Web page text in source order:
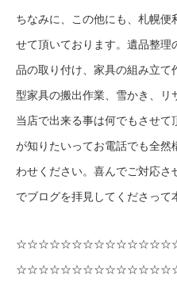
ちなみに、この他にも、札幌便
せて頂いております。遺品整理
品の取り付け、家具の組み立
型家具の搬出作業、雪かき、
当店で出来る事は何でもさせ
が知りたいってお電話でも全然
わせください。喜んでご対応さ
でブログを拝見してくださって